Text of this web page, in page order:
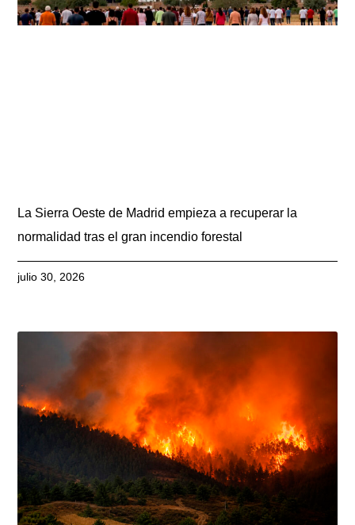
La Sierra Oeste de Madrid empieza a recuperar la
normalidad tras el gran incendio forestal
julio 30, 2026